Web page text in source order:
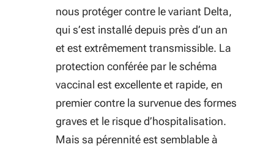
nous protéger contre le variant Delta,
qui s’est installé depuis près d’un an
et est extrêmement transmissible. La
protection conférée par le schéma
vaccinal est excellente et rapide, en
premier contre la survenue des formes
graves et le risque d’hospitalisation.
Mais sa pérennité est semblable à